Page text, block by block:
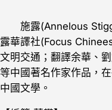
施露(Annelous
露華譯社(Focus
文明交通；翻譯余華、
等中國著名作家作品，
中國文學。